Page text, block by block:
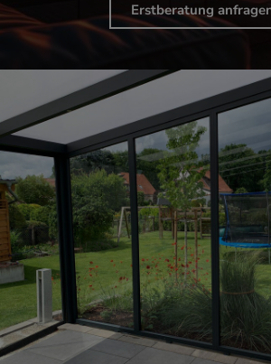
Erstberatung